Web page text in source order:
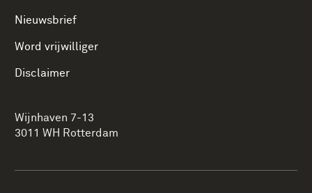
Nieuwsbrief
Word vrijwilliger
Disclaimer
Wijnhaven 7-13
3011 WH Rotterdam